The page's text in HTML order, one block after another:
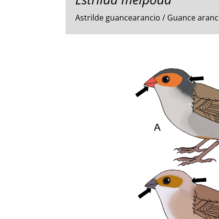
Astrilde guancearancio / Guance